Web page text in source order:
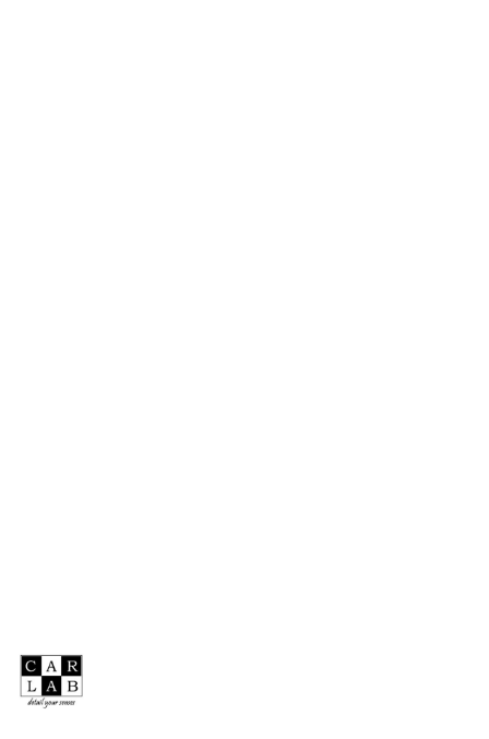
NAZWA
PRODUCENTA:
CARLAB